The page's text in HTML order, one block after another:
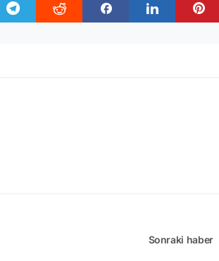
Sonraki haber